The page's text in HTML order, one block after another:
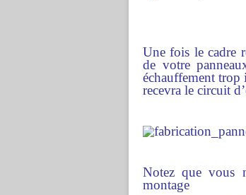
Une fois le cadre
de votre
échauffement trop
recevra le circuit
Notez que vous
montage